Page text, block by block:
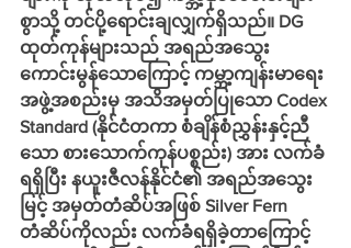
စွာသို့ တင်ပို့ရောင်းချလျှက်ရှိသည်။ DG
ထုတ်ကုန်များသည် အရည်အသွေး
ကောင်းမွန်သောကြောင့် ကမ္ဘာ့ကျန်းမာရေး
အဖွဲ့အစည်းမှ အသိအမှတ်ပြုသော Codex
Standard (နိုင်ငံတကာ စံချိန်စံညွှန်းနှင့်ညီ
သော စားသောက်ကုန်ပစ္စည်း) အား လက်ခံ
ရရှိပြီး နယူးဇီလန်နိုင်ငံ၏ အရည်အသွေး
မြင့် အမှတ်တံဆိပ်အဖြစ် Silver Fern
တံဆိပ်ကိုလည်း လက်ခံရရှိခဲ့တာကြောင့်